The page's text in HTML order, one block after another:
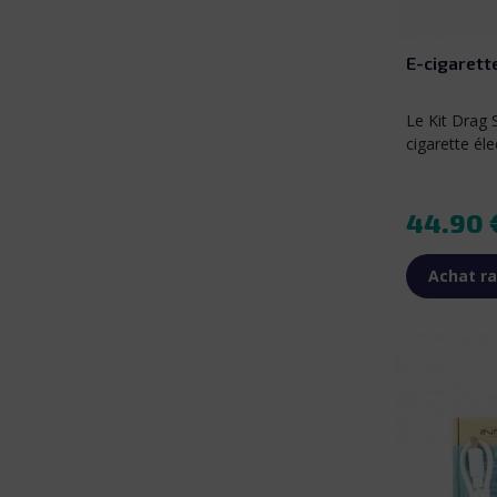
E-
Le Kit Drag
cigarette
Prix
44.90
Achat